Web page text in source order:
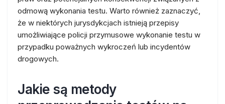
odmową wykonania testu. Warto również zaznaczyć,
że w niektórych jurysdykcjach istnieją przepisy
umożliwiające policji przymusowe wykonanie testu w
przypadku poważnych wykroczeń lub incydentów
drogowych.
Jakie są metody